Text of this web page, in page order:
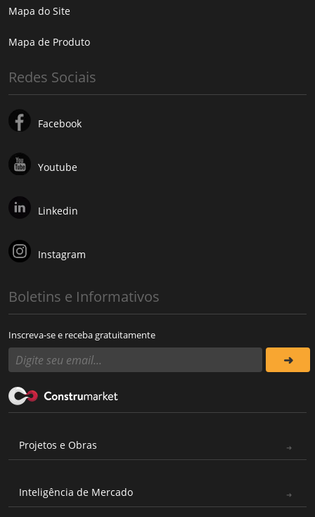
Mapa do Site
Mapa de Produto
Redes Sociais
Facebook
Youtube
Linkedin
Instagram
Boletins e Informativos
Inscreva-se e receba gratuitamente
Projetos e Obras
Inteligência de Mercado